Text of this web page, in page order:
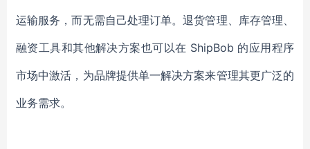
运输服务，而无需自己处理订单。退货管理、库存管理、
融资工具和其他解决方案也可以在 ShipBob 的应用程序
市场中激活，为品牌提供单一解决方案来管理其更广泛的
业务需求。